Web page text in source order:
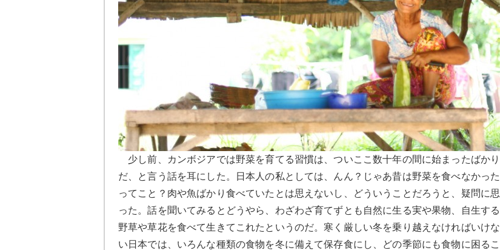
少し前、カンボジアでは野菜を育てる習慣は、ついここ数十年の間に始まったばかり
だ、と言う話を耳にした。日本人の私としては、んん？じゃあ昔は野菜を食べなかった
ってこと？肉や魚ばかり食べていたとは思えないし、どういうことだろうと、疑問に思
った。話を聞いてみるとどうやら、わざわざ育てずとも自然に生る実や果物、自生する
野草や草花を食べて生きてこれたというのだ。寒く厳しい冬を乗り越えなければいけな
い日本では、いろんな種類の食物を冬に備えて保存食にし、どの季節にも食物に困るこ